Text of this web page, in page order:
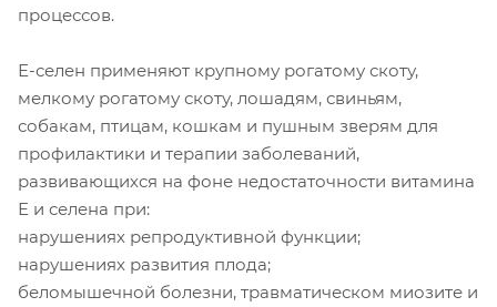
процессов.
Е-селен применяют крупному рогатому скоту,
мелкому рогатому скоту, лошадям, свиньям,
собакам, птицам, кошкам и пушным зверям для
профилактики и терапии заболеваний,
развивающихся на фоне недостаточности витамина
Е и селена при:
нарушениях репродуктивной функции;
нарушениях развития плода;
беломышечной болезни, травматическом миозите и